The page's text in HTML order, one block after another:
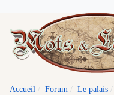
Accueil Forum
Le palais